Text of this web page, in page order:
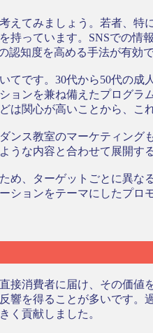
えてみましょう。若者、
持っています。SNSでの
認知度を高める手法が有効
てです。30代から50代の
ョンを兼ね備えたプログ
は関心が高いことから、こ
ンス教室のマーケティン
うな内容と合わせて展開す
め、ターゲットごとに異
ションをテーマにしたプロ
接消費者に届け、その価
響を得ることが多いです
く貢献しました。